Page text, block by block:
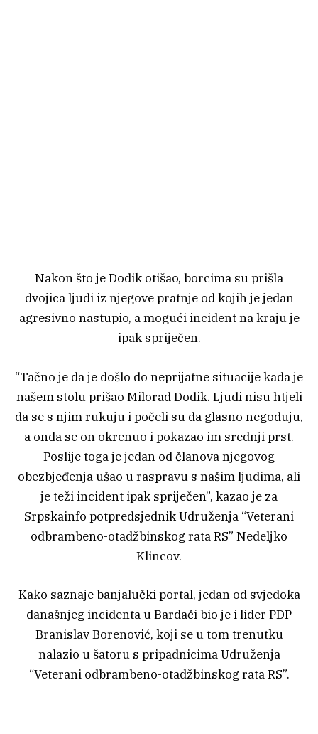
Nakon što je Dodik otišao, borcima su prišla
dvojica ljudi iz njegove pratnje od kojih je jedan
agresivno nastupio, a mogući incident na kraju je
ipak spriječen.
“Tačno je da je došlo do neprijatne situacije kada je
našem stolu prišao Milorad Dodik. Ljudi nisu htjeli
da se s njim rukuju i počeli su da glasno negoduju,
a onda se on okrenuo i pokazao im srednji prst.
Poslije toga je jedan od članova njegovog
obezbjeđenja ušao u raspravu s našim ljudima, ali
je teži incident ipak spriječen”, kazao je za
Srpskainfo potpredsjednik Udruženja “Veterani
odbrambeno-otadžbinskog rata RS” Nedeljko
Klincov.
Kako saznaje banjalučki portal, jedan od svjedoka
današnjeg incidenta u Bardači bio je i lider PDP
Branislav Borenović, koji se u tom trenutku
nalazio u šatoru s pripadnicima Udruženja
“Veterani odbrambeno-otadžbinskog rata RS”.